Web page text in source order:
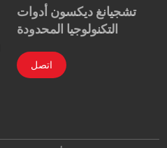
تشجيانغ ديكسون أدوات
التكنولوجيا المحدودة
اتصل